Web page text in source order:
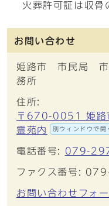
火葬許可証は収骨
お問い合わせ
姫路市 市民局 市
務所
住所:
〒670-0051 姫路
霊苑内
別ウィンドウで開
電話番号: 079-
ファクス番号:
お問い合わせフォー